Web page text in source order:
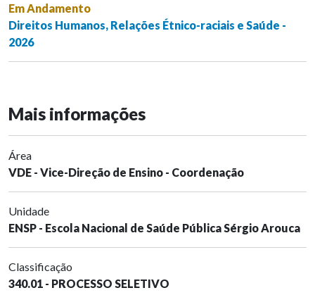
Em Andamento
Direitos Humanos, Relações Étnico-raciais e Saúde -
2026
Mais informações
Área
VDE - Vice-Direção de Ensino - Coordenação
Unidade
ENSP - Escola Nacional de Saúde Pública Sérgio Arouca
Classificação
340.01 - PROCESSO SELETIVO